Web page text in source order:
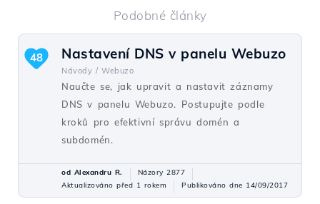
Podobné články
Nastavení DNS v panelu Webuzo
Návody / Webuzo
Naučte se, jak upravit a nastavit záznamy
DNS v panelu Webuzo. Postupujte podle
kroků pro efektivní správu domén a
subdomén.
48
od Alexandru R.
Názory 2877
Aktualizováno před 1 rokem
Publikováno dne 14/09/2017